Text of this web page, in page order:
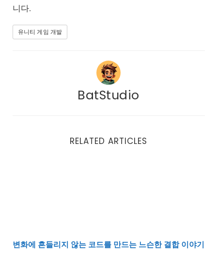
니다.
유니티 게임 개발
BatStudio
RELATED ARTICLES
변화에 흔들리지 않는 코드를 만드는 느슨한 결합 이야기